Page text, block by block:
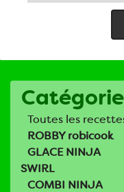
Toutes les
ROBBY robicook
GLACE NINJA
SWIRL
COMBI NINJA